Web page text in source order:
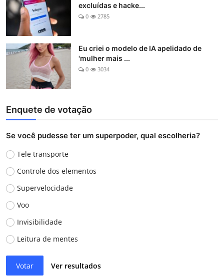
excluídas e hacke...
0 2785
Eu criei o modelo de IA apelidado de
'mulher mais ...
0 3034
Enquete de votação
Se você pudesse ter um superpoder, qual escolheria?
Tele transporte
Controle dos elementos
Supervelocidade
Voo
Invisibilidade
Leitura de mentes
Votar Ver resultados